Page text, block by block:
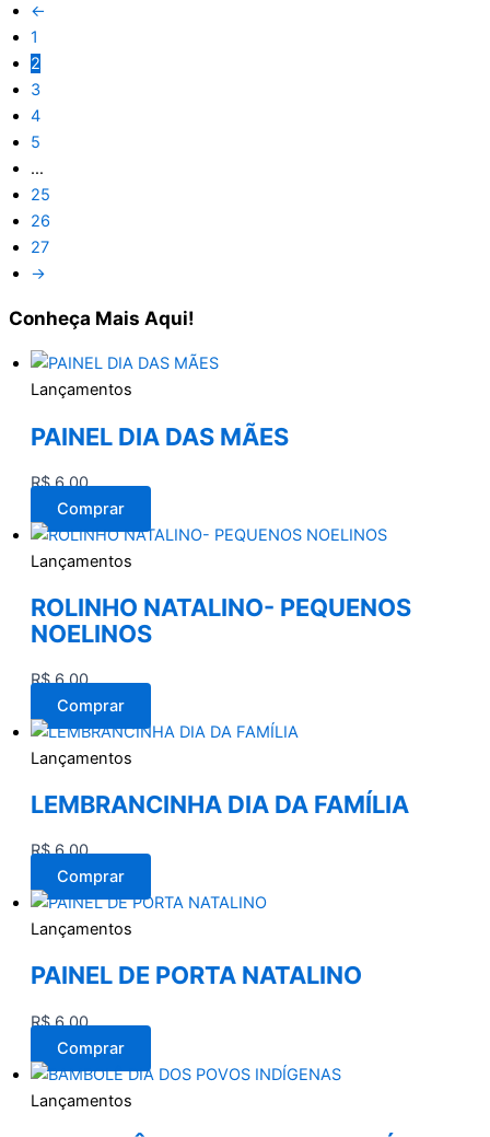
←
1
2
3
4
5
…
25
26
27
→
Conheça Mais Aqui!
Lançamentos
PAINEL DIA DAS MÃES
R$6,00
Comprar
Lançamentos
ROLINHO NATALINO- PEQUENOS
NOELINOS
R$6,00
Comprar
Lançamentos
LEMBRANCINHA DIA DA FAMÍLIA
R$6,00
Comprar
Lançamentos
PAINEL DE PORTA NATALINO
R$6,00
Comprar
Lançamentos